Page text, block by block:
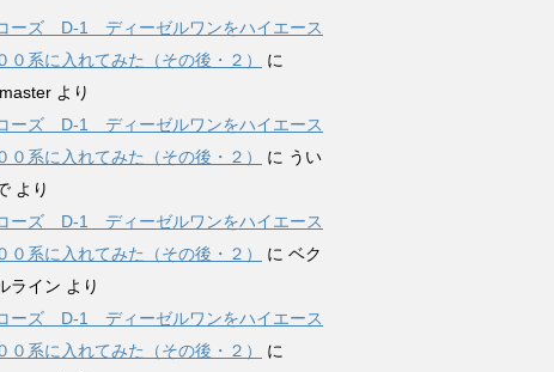
ーズ D-1 ディーゼルワンをハイエース
０系に入れてみた（その後・２）
に
より
ーズ D-1 ディーゼルワンをハイエース
０系に入れてみた（その後・２）
に うい
より
ーズ D-1 ディーゼルワンをハイエース
０系に入れてみた（その後・２）
に ベク
ライン より
ーズ D-1 ディーゼルワンをハイエース
０系に入れてみた（その後・２）
に